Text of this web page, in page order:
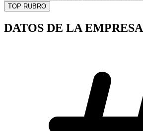
TOP RUBRO
DATOS DE LA EMPRESA